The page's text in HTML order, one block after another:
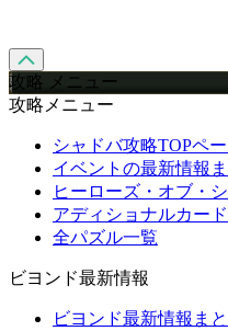
攻略 メニュー
攻略メニュー
シャドバ攻略TOPペ
イベントの最新情報
ヒーローズ・オブ・
アディショナルカー
全パズル一覧
ビヨンド最新情報
ビヨンド最新情報ま